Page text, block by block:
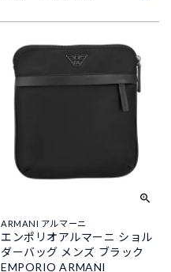
ARMANI アルマーニ
エンポリオアルマーニ ショル
ダーバッグ メンズ ブラック
EMPORIO ARMANI